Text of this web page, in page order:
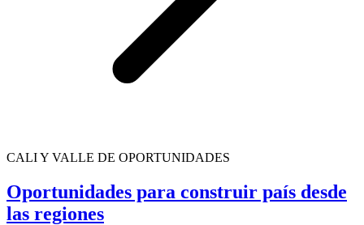
CALI Y VALLE DE OPORTUNIDADES
Oportunidades para construir país desde
las regiones